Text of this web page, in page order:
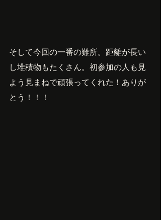
そして今回の一番の難所。距離が長い
し堆積物もたくさん。初参加の人も見
よう見まねで頑張ってくれた！ありが
とう！！！